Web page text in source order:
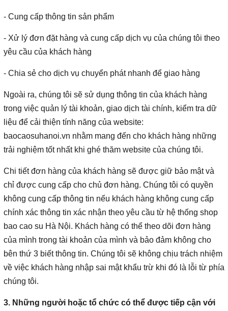
- Cung cấp thông tin sản phẩm
- Xử lý đơn đặt hàng và cung cấp dịch vụ của chúng tôi theo
yêu cầu của khách hàng
- Chia sẻ cho dịch vụ chuyển phát nhanh để giao hàng
Ngoài ra, chúng tôi sẽ sử dụng thông tin của khách hàng
trong việc quản lý tài khoản, giao dịch tài chính, kiểm tra dữ
liệu để cải thiện tính năng của website:
baocaosuhanoi.vn nhằm mang đến cho khách hàng những
trải nghiệm tốt nhất khi ghé thăm website của chúng tôi.
Chi tiết đơn hàng của khách hàng sẽ được giữ bảo mật và
chỉ được cung cấp cho chủ đơn hàng. Chúng tôi có quyền
không cung cấp thông tin nếu khách hàng không cung cấp
chính xác thông tin xác nhận theo yêu cầu từ hệ thống shop
bao cao su Hà Nội. Khách hàng có thể theo dõi đơn hàng
của mình trong tài khoản của mình và bảo đảm không cho
bên thứ 3 biết thông tin. Chúng tôi sẽ không chịu trách nhiệm
về việc khách hàng nhập sai mật khẩu trừ khi đó là lỗi từ phía
chúng tôi.
3. Những người hoặc tổ chức có thể được tiếp cận với